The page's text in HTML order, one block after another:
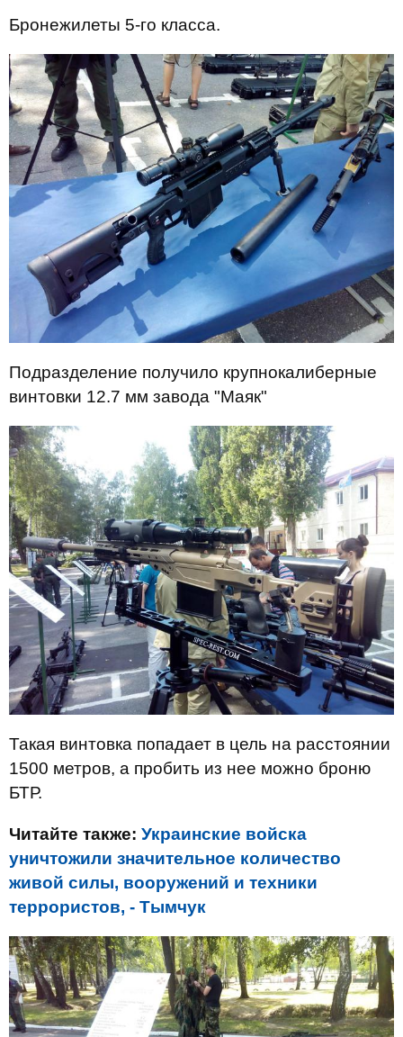
Бронежилеты 5-го класса.
Подразделение получило крупнокалиберные
винтовки 12.7 мм завода "Маяк"
Такая винтовка попадает в цель на расстоянии
1500 метров, а пробить из нее можно броню
БТР.
Читайте также: Украинские войска
уничтожили значительное количество
живой силы, вооружений и техники
террористов, - Тымчук